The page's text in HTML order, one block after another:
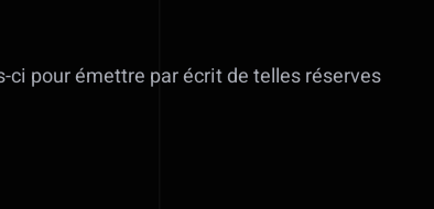
pour émettre par écrit de telles réserves